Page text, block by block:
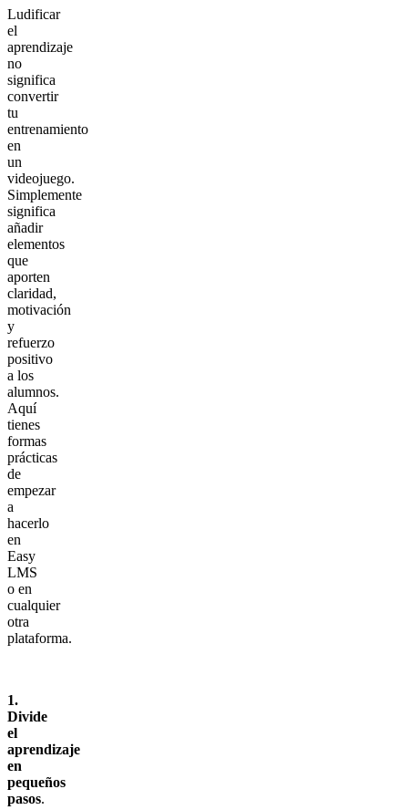
Ludificar
el
aprendizaje
no
significa
convertir
tu
entrenamiento
en
un
videojuego.
Simplemente
significa
añadir
elementos
que
aporten
claridad,
motivación
y
refuerzo
positivo
a los
alumnos.
Aquí
tienes
formas
prácticas
de
empezar
a
hacerlo
en
Easy
LMS
o en
cualquier
otra
plataforma.
1.
Divide
el
aprendizaje
en
pequeños
pasos.